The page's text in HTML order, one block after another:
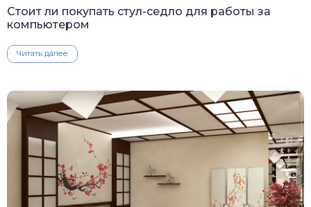
Стоит ли покупать стул-седло для работы за
компьютером
Читать далее